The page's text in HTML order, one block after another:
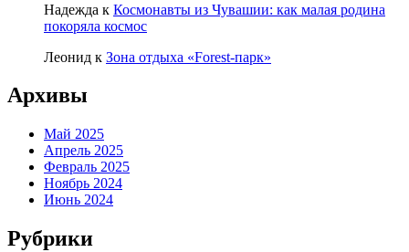
Надежда к Космонавты из Чувашии: как малая родина
покоряла космос
Леонид к Зона отдыха «Forest-парк»
Архивы
Май 2025
Апрель 2025
Февраль 2025
Ноябрь 2024
Июнь 2024
Рубрики